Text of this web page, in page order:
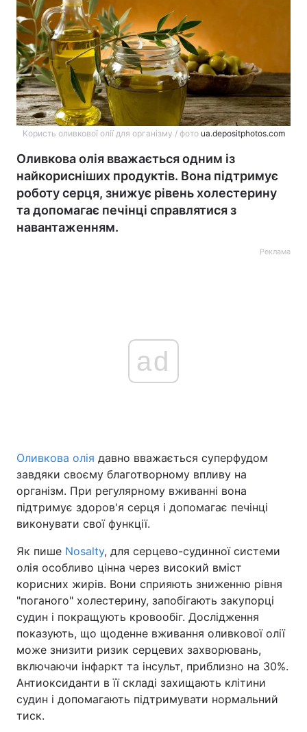
Користь оливкової олії для організму / фото ua.depositphotos.com
Оливкова олія вважається одним із
найкорисніших продуктів. Вона підтримує
роботу серця, знижує рівень холестерину
та допомагає печінці справлятися з
навантаженням.
Реклама
ad
Оливкова олія давно вважається суперфудом
завдяки своєму благотворному впливу на
організм. При регулярному вживанні вона
підтримує здоров'я серця і допомагає печінці
виконувати свої функції.
Як пише Nosalty, для серцево-судинної системи
олія особливо цінна через високий вміст
корисних жирів. Вони сприяють зниженню рівня
"поганого" холестерину, запобігають закупорці
судин і покращують кровообіг. Дослідження
показують, що щоденне вживання оливкової олії
може знизити ризик серцевих захворювань,
включаючи інфаркт та інсульт, приблизно на 30%.
Антиоксиданти в її складі захищають клітини
судин і допомагають підтримувати нормальний
тиск.